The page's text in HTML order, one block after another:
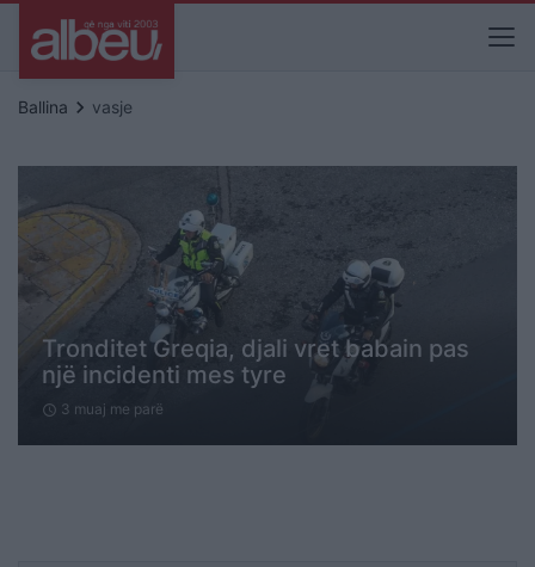
Ballina keyboard_arrow_right vasje
Tronditet Greqia, djali vret babain pas
një incidenti mes tyre
schedule 3 muaj me parë